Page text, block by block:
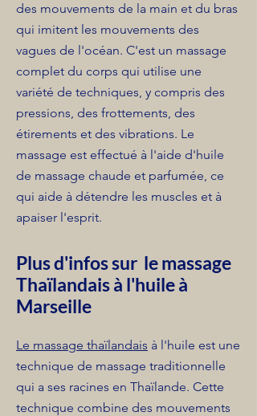
des mouvements de la main et du bras
qui imitent les mouvements des
vagues de l'océan. C'est un massage
complet du corps qui utilise une
variété de techniques, y compris des
pressions, des frottements, des
étirements et des vibrations. Le
massage est effectué à l'aide d'huile
de massage chaude et parfumée, ce
qui aide à détendre les muscles et à
apaiser l'esprit.
Plus d'infos sur le massage
Thaïlandais à l'huile à
Marseille
Le massage thaïlandais à l'huile est une
technique de massage traditionnelle
qui a ses racines en Thaïlande. Cette
technique combine des mouvements